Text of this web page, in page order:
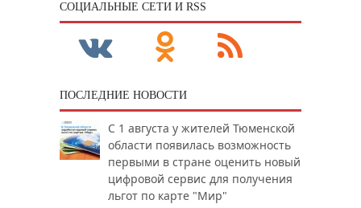
CОЦИАЛЬНЫЕ СЕТИ И RSS
ПОСЛЕДНИЕ НОВОСТИ
С 1 августа у жителей Тюменской
области появилась возможность
первыми в стране оценить новый
цифровой сервис для получения
льгот по карте "Мир"